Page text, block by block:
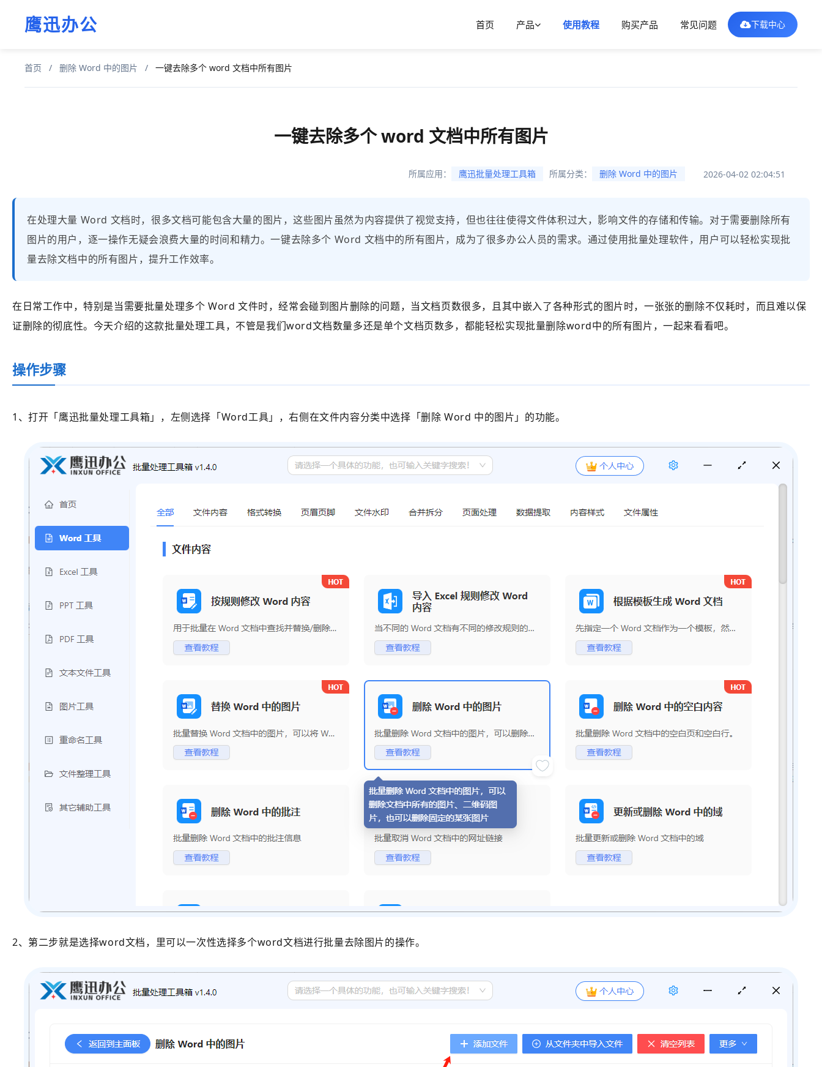
鹰迅办公 首页 产品 使用教程 购买产品 常见问题 下载中心
首页 / 删除 Word 中的图片 / 一键去除多个 word 文档中所有图片
一键去除多个 word 文档中所有图片
所属应用： 鹰迅批量处理工具箱 所属分类： 删除 Word 中的图片 2026-04-02 02:04:51
在处理大量 Word 文档时，很多文档可能包含大量的图片，这些图片虽然为内容提供了视觉支持，但也往往使得文件体积过大，影响文件的存储和传输。对于需要删除所有
图片的用户，逐一操作无疑会浪费大量的时间和精力。一键去除多个 Word 文档中的所有图片，成为了很多办公人员的需求。通过使用批量处理软件，用户可以轻松实现批
量去除文档中的所有图片，提升工作效率。
在日常工作中，特别是当需要批量处理多个 Word 文件时，经常会碰到图片删除的问题，当文档页数很多，且其中嵌入了各种形式的图片时，一张张的删除不仅耗时，而且难以保
证删除的彻底性。今天介绍的这款批量处理工具，不管是我们word文档数量多还是单个文档页数多，都能轻松实现批量删除word中的所有图片，一起来看看吧。
操作步骤
1、打开 「鹰迅批量处理工具箱」 ，左侧选择 「Word工具」 ，右侧在文件内容分类中选择 「删除 Word 中的图片 」的功能。
2、第二步就是选择word文档，里可以一次性选择多个word文档进行批量去除图片的操作。